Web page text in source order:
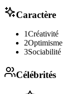
Caractère
1Créativité
2Optimisme
3Sociabilité
Célébrités